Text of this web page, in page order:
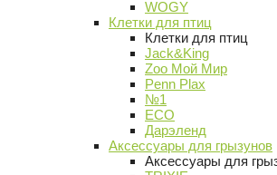
WOGY
Клетки для птиц
Клетки для птиц
Jack&King
Zoo Мой Мир
Penn Plax
№1
ECO
Дарэленд
Аксессуары для грызунов
Аксессуары для